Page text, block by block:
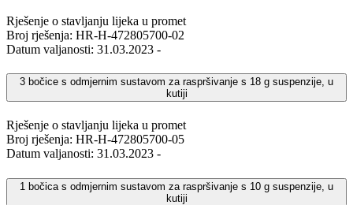
Rješenje o stavljanju lijeka u promet
Broj rješenja: HR-H-472805700-02
Datum valjanosti: 31.03.2023 -
3 bočice s odmjernim sustavom za raspršivanje s 18 g suspenzije, u
kutiji
Rješenje o stavljanju lijeka u promet
Broj rješenja: HR-H-472805700-05
Datum valjanosti: 31.03.2023 -
1 bočica s odmjernim sustavom za raspršivanje s 10 g suspenzije, u
kutiji